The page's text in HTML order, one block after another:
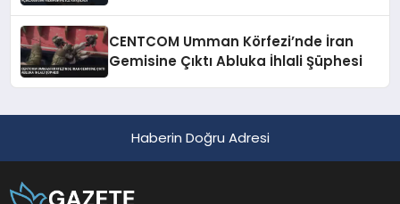
CENTCOM Umman Körfezi’nde İran
Gemisine Çıktı Abluka İhlali Şüphesi
Haberin Doğru Adresi